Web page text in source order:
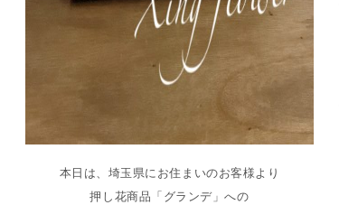
本日は、埼玉県にお住まいのお客様より
押し花商品「グランデ」への